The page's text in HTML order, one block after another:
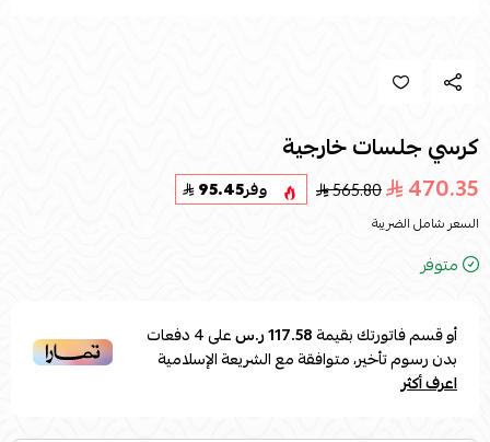
كرسي جلسات خارجية
470.35
565.80 وفر95.45
السعر شامل الضريبة
متوفر
أو قسم فاتورتك بقيمة117.58 ر.س على4دفعات
بدون رسوم تأخير، متوافقة مع الشريعة الإسلامية
اعرف أكثر